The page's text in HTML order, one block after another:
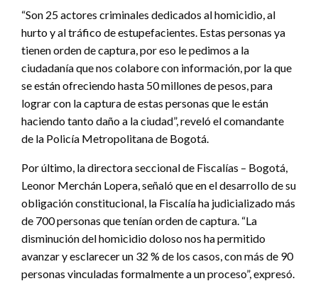
“Son 25 actores criminales dedicados al homicidio, al
hurto y al tráfico de estupefacientes. Estas personas ya
tienen orden de captura, por eso le pedimos a la
ciudadanía que nos colabore con información, por la que
se están ofreciendo hasta 50 millones de pesos, para
lograr con la captura de estas personas que le están
haciendo tanto daño a la ciudad”, reveló el comandante
de la Policía Metropolitana de Bogotá.
Por último, la directora seccional de Fiscalías – Bogotá,
Leonor Merchán Lopera, señaló que en el desarrollo de su
obligación constitucional, la Fiscalía ha judicializado más
de 700 personas que tenían orden de captura. “La
disminución del homicidio doloso nos ha permitido
avanzar y esclarecer un 32 % de los casos, con más de 90
personas vinculadas formalmente a un proceso”, expresó.